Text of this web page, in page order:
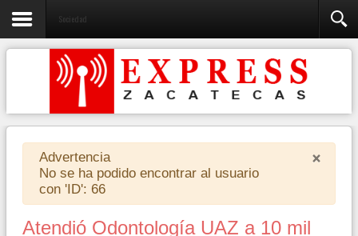
Sociedad
×
Advertencia
No se ha podido encontrar al usuario
con 'ID': 66
Atendió Odontología UAZ a 10 mil